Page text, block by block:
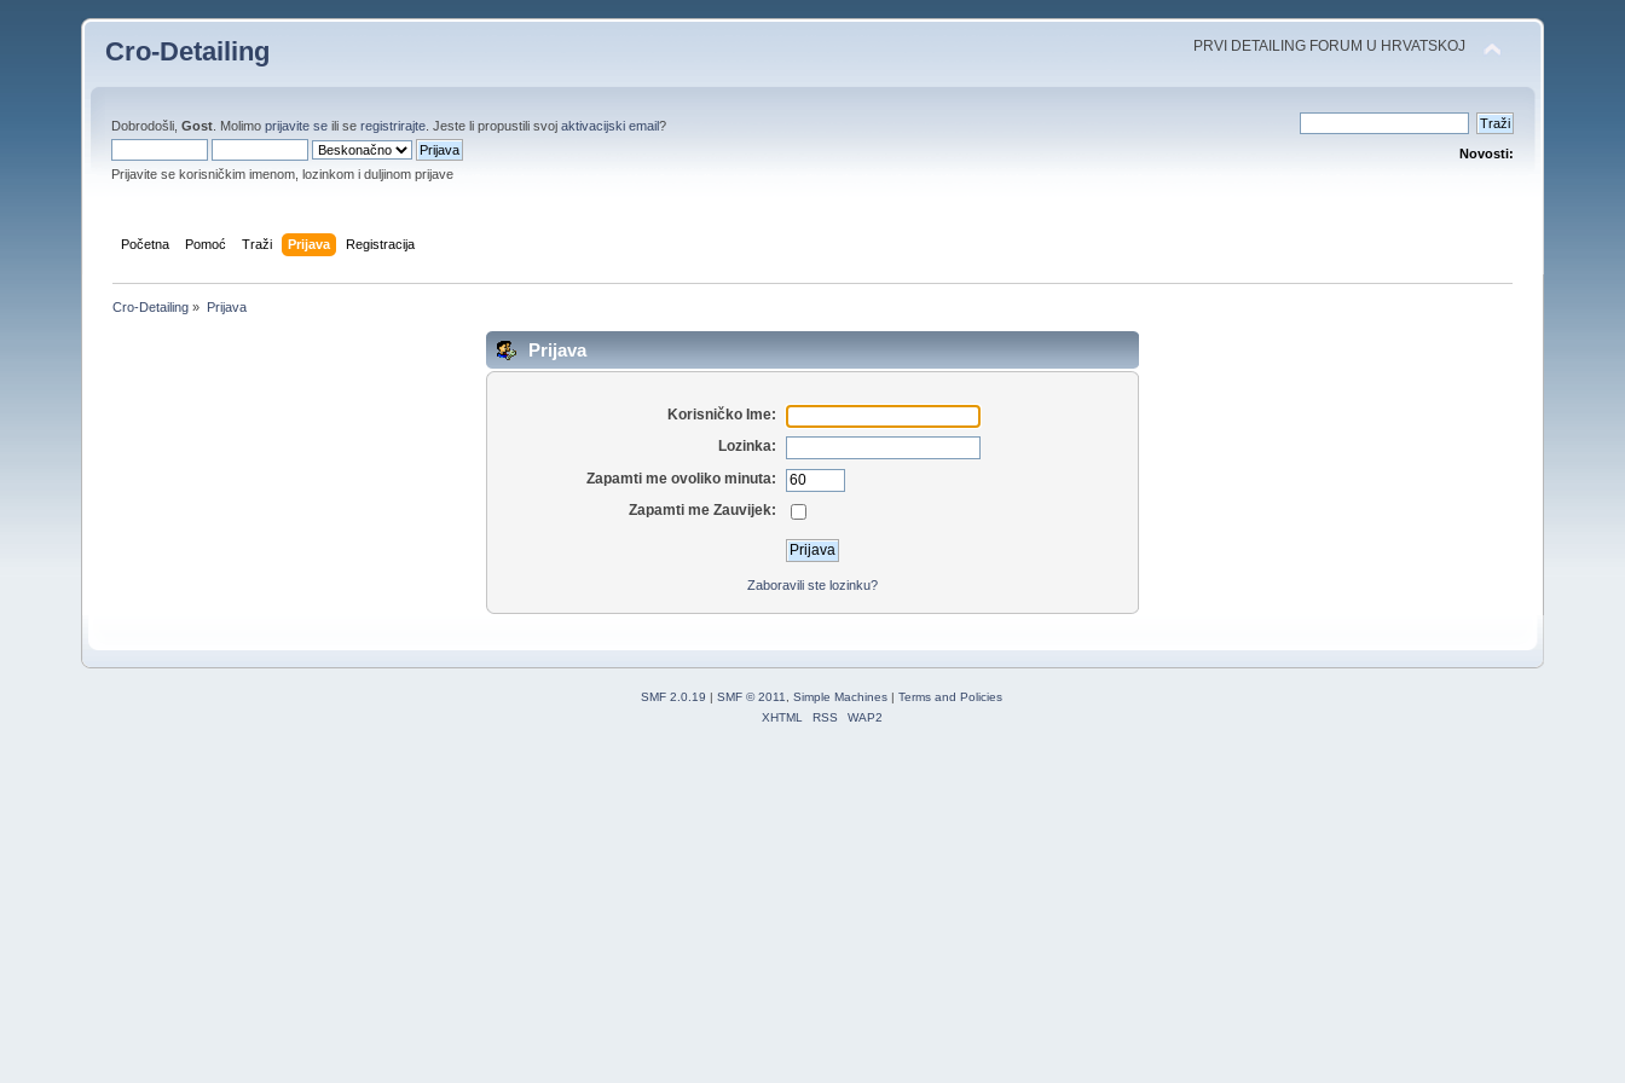
Cro-Detailing PRVI DETAILING FORUM U HRVATSKOJ
Dobrodošli,Gost . Molimoprijavite se ili seregistrirajte . Jeste li propustili svojaktivacijski email?
Prijavite se korisničkim imenom, lozinkom i duljinom prijave
Novosti:
Početna Pomoć Traži Prijava Registracija
Cro-Detailing » Prijava
Prijava
Korisničko Ime:
Lozinka:
Zapamti me ovoliko minuta:
Zapamti me Zauvijek:
Zaboravili ste lozinku?
SMF 2.0.19 SMF © 2011, Simple Machines
Terms and Policies
XHTML
RSS WAP2